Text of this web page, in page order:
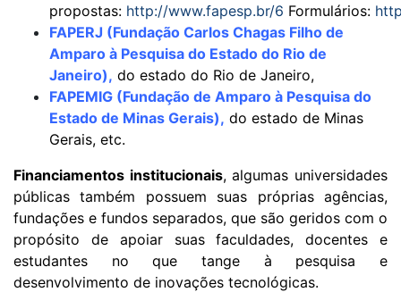
propostas: http://www.fapesp.br/6 Formulários:
FAPERJ (Fundação Carlos Chagas Filho de
Amparo à Pesquisa do Estado do Rio de
Janeiro), do estado do Rio de Janeiro,
FAPEMIG (Fundação de Amparo à Pesquisa do
Estado de Minas Gerais), do estado de Minas
Gerais, etc.
Financiamentos institucionais, algumas universidades
públicas também possuem suas próprias agências,
fundações e fundos separados, que são geridos com o
propósito de apoiar suas faculdades, docentes e
estudantes no que tange à pesquisa e
desenvolvimento de inovações tecnológicas.